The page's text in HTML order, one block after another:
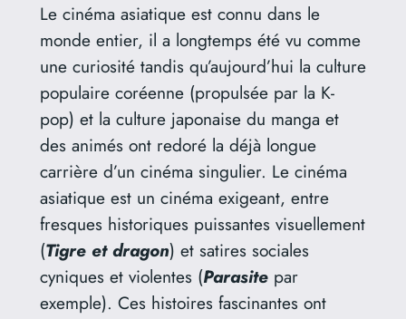
Le cinéma asiatique est connu dans le
monde entier, il a longtemps été vu comme
une curiosité tandis qu’aujourd’hui la culture
populaire coréenne (propulsée par la K-
pop) et la culture japonaise du manga et
des animés ont redoré la déjà longue
carrière d’un cinéma singulier. Le cinéma
asiatique est un cinéma exigeant, entre
fresques historiques puissantes visuellement
(Tigre et dragon) et satires sociales
cyniques et violentes (Parasitepar
exemple). Ces histoires fascinantes ont